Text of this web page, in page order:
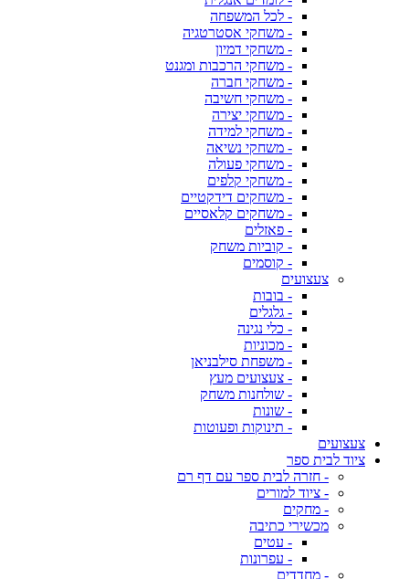
- לכל המשפחה
- משחקי אסטרטגיה
- משחקי דמיון
- משחקי הרכבות ומגנט
- משחקי חברה
- משחקי חשיבה
- משחקי יצירה
- משחקי למידה
- משחקי נשיאה
- משחקי פעולה
- משחקי קלפים
- משחקים דידקטיים
- משחקים קלאסיים
- פאזלים
- קוביות משחק
- קוסמים
צעצועים
- בובות
- גלגלים
- כלי נגינה
- מכוניות
- משפחת סילבניאן
- צעצועים מעץ
- שולחנות משחק
- שונות
- תינוקות ופעוטות
צעצועים
ציוד לבית ספר
- חזרה לבית ספר עם דף רם
- ציוד למורים
- מחקים
מכשירי כתיבה
- עטים
- עפרונות
- מחדדים